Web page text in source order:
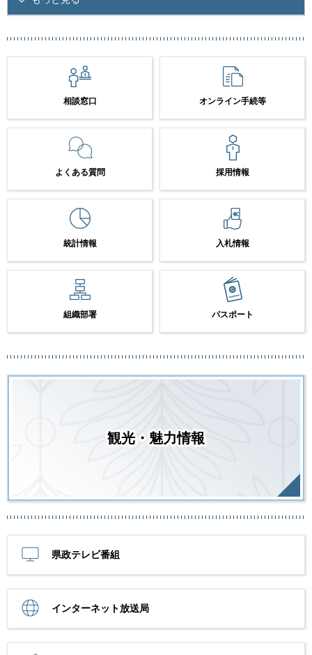
相談窓口 オンライン手続等
よくある質問 採用情報
統計情報 入札情報
組織部署 パスポート
観光・魅力情報
県政テレビ番組
インターネット放送局